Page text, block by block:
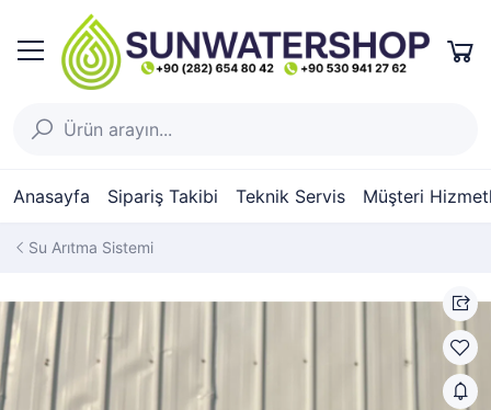
Anasayfa Sipariş Takibi Teknik Servis Müşteri
Su Arıtma Sistemi